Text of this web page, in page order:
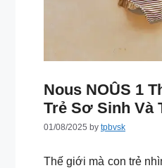
Nous NOÛS 1
Trẻ Sơ Sinh Và
01/08/2025 by tpbvsk
Thế giới mà con trẻ